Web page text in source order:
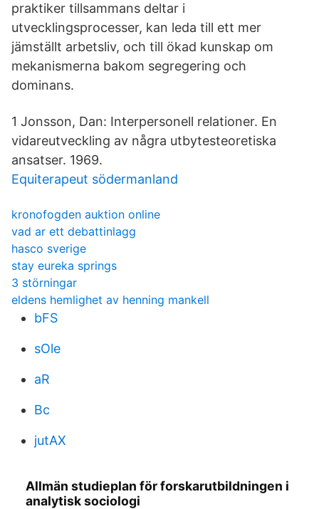
praktiker tillsammans deltar i
utvecklingsprocesser, kan leda till ett mer
jämställt arbetsliv, och till ökad kunskap om
mekanismerna bakom segregering och
dominans.
1 Jonsson, Dan: Interpersonell relationer. En
vidareutveckling av några utbytes­teoretiska
ansatser. 1969.
Equiterapeut södermanland
kronofogden auktion online
vad ar ett debattinlagg
hasco sverige
stay eureka springs
3 störningar
eldens hemlighet av henning mankell
bFS
sOle
aR
Bc
jutAX
Allmän studieplan för forskarutbildningen i
analytisk sociologi